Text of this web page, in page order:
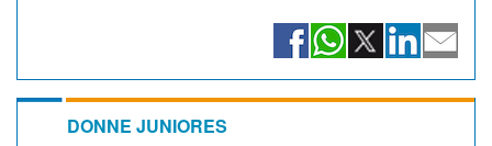
DONNE JUNIORES